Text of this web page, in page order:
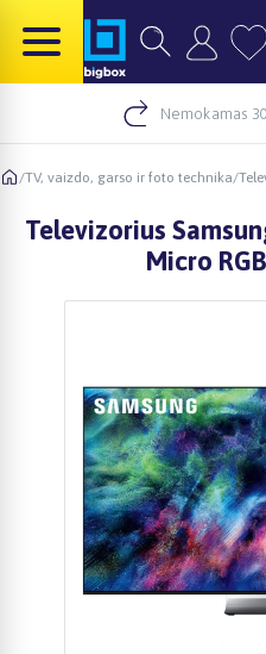
Nemokamas
/TV, vaizdo, garso ir foto technika/
Televizorius
Micro